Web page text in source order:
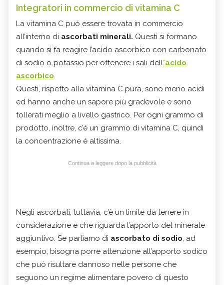
Integratori in commercio di vitamina C
La vitamina C può essere trovata in commercio
all’interno di ascorbati minerali. Questi si formano
quando si fa reagire l’acido ascorbico con carbonato
di sodio o potassio per ottenere i sali dell'acido
ascorbico
Questi, rispetto alla vitamina C pura, sono meno acidi
ed hanno anche un sapore più gradevole e sono
tollerati meglio a livello gastrico. Per ogni grammo di
prodotto, inoltre, c’è un grammo di vitamina C, quindi
la concentrazione è altissima.
Continua a leggere dopo la pubblicità
Negli ascorbati, tuttavia, c’è un limite da tenere in
considerazione e che riguarda l’apporto del minerale
aggiuntivo. Se parliamo di ascorbato di sodio , ad
esempio, bisogna porre attenzione all’apporto sodico
che può risultare dannoso nelle persone che
seguono un regime alimentare povero di questo